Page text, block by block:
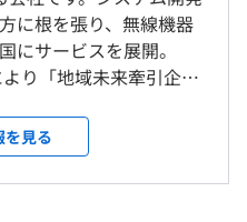
を行う場所を含む）
を行う場所を含む）
に根を張り、無線機器
にサービスを展開。
り「地域未来牽引企
ます。 電力／通
お客様の業種にこだわ
に携わりながら成長で
を見る